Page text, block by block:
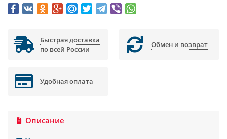
Быстрая доставка
по всей России
Обмен и возврат
Удобная оплата
Описание